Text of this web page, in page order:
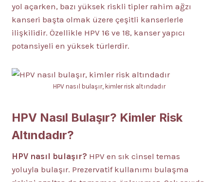
yol açarken, bazı yüksek riskli tipler rahim ağzı
kanseri başta olmak üzere çeşitli kanserlerle
ilişkilidir. Özellikle HPV 16 ve 18, kanser yapıcı
potansiyeli en yüksek türlerdir.
HPV nasıl bulaşır, kimler risk altındadır
HPV Nasıl Bulaşır? Kimler Risk
Altındadır?
HPV nasıl bulaşır? HPV en sık cinsel temas
yoluyla bulaşır. Prezervatif kullanımı bulaşma